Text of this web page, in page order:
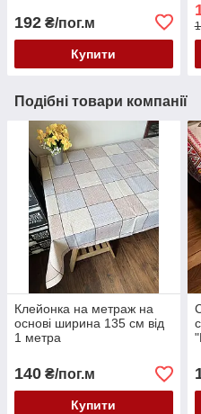
192 ₴/пог.м
Купити
Подібні товари компанії
Клейонка на метраж на
основі ширина 135 см від
1 метра
140 ₴/пог.м
Купити